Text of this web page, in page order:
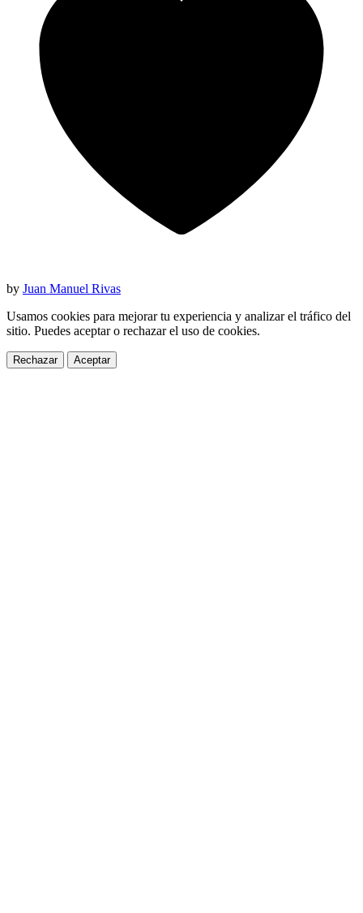
by Juan Manuel Rivas
Usamos cookies para mejorar tu experiencia y analizar el tráfico del
sitio. Puedes aceptar o rechazar el uso de cookies.
Rechazar Aceptar